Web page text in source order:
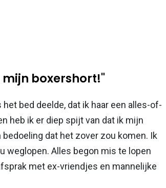
boxershort!"
bed deelde, dat ik haar een alles-of-
heb ik er diep spijt van dat ik mijn
dat het zover zou komen. Ik
weglopen. Alles begon mis te lopen
met ex-vriendjes en mannelijke